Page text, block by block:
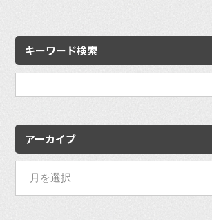
キーワード検索
アーカイブ